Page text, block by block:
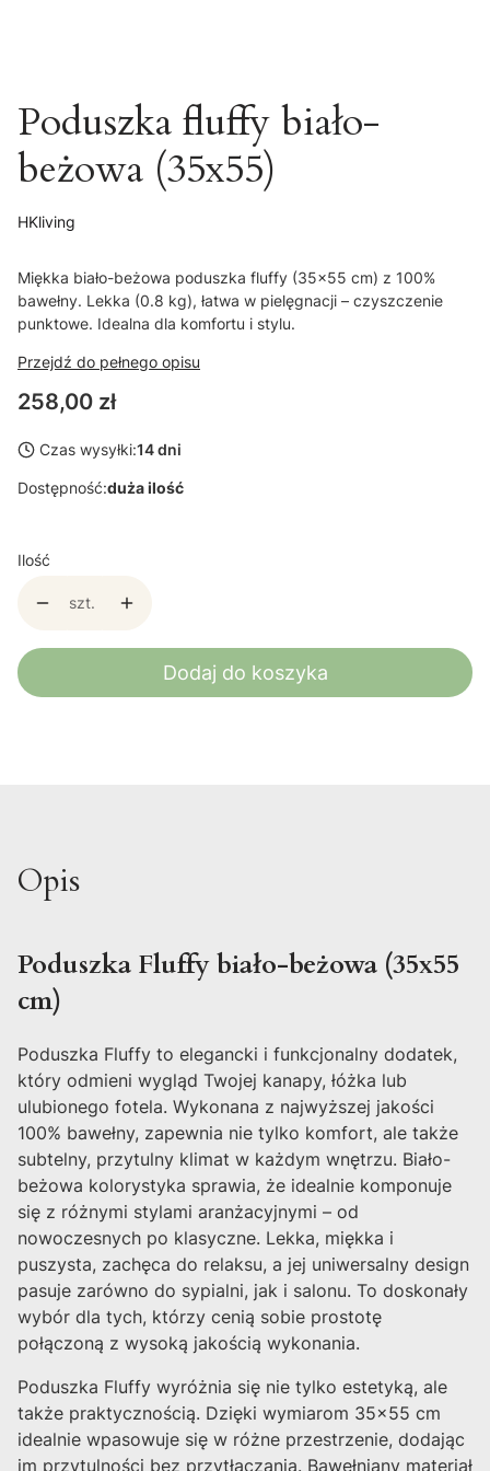
Poduszka fluffy biało-
beżowa (35x55)
HKliving
Miękka biało-beżowa poduszka fluffy (35x55 cm) z 100%
bawełny. Lekka (0.8 kg), łatwa w pielęgnacji – czyszczenie
punktowe. Idealna dla komfortu i stylu.
Przejdź do pełnego opisu
Cena
258,00 zł
Czas wysyłki:14 dni
Dostępność:duża ilość
Ilość
szt.
Dodaj do koszyka
Opis
Poduszka Fluffy biało-beżowa (35x55
cm)
Poduszka Fluffy to elegancki i funkcjonalny dodatek,
który odmieni wygląd Twojej kanapy, łóżka lub
ulubionego fotela. Wykonana z najwyższej jakości
100% bawełny, zapewnia nie tylko komfort, ale także
subtelny, przytulny klimat w każdym wnętrzu. Biało-
beżowa kolorystyka sprawia, że idealnie komponuje
się z różnymi stylami aranżacyjnymi – od
nowoczesnych po klasyczne. Lekka, miękka i
puszysta, zachęca do relaksu, a jej uniwersalny design
pasuje zarówno do sypialni, jak i salonu. To doskonały
wybór dla tych, którzy cenią sobie prostotę
połączoną z wysoką jakością wykonania.
Poduszka Fluffy wyróżnia się nie tylko estetyką, ale
także praktycznością. Dzięki wymiarom 35x55 cm
idealnie wpasowuje się w różne przestrzenie, dodając
im przytulności bez przytłaczania. Bawełniany materiał